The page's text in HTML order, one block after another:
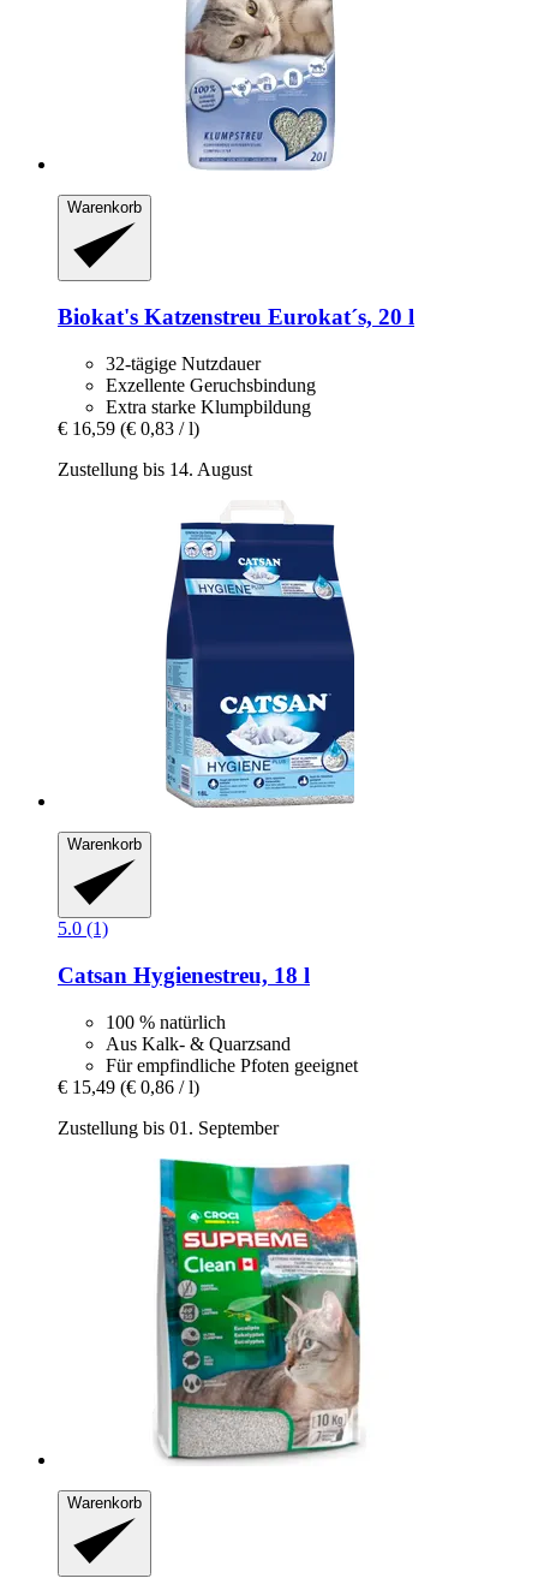
Warenkorb
Biokat's Katzenstreu Eurokat´s, 20 l
32-tägige Nutzdauer
Exzellente Geruchsbindung
Extra starke Klumpbildung
€ 16,59 (€ 0,83 / l)
Zustellung bis 14. August
Warenkorb
5.0 (1)
Catsan Hygienestreu, 18 l
100 % natürlich
Aus Kalk- & Quarzsand
Für empfindliche Pfoten geeignet
€ 15,49 (€ 0,86 / l)
Zustellung bis 01. September
Warenkorb